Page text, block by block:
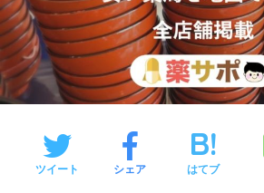
ツイート シェア はてブ